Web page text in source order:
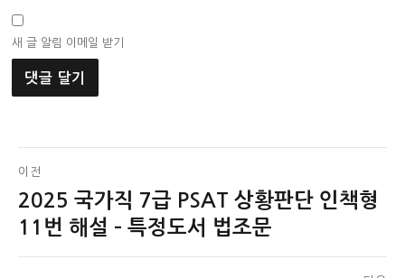
새 글 알림 이메일 받기
글
탐
색
이전
이
전
2025 국가직 7급 PSAT 상황판단 인책형
11번 해설 – 특정도서 법조문